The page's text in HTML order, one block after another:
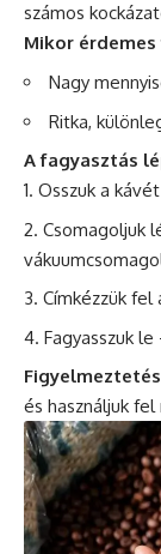
számos
Mikor
Nagy
Ritka,
A fagyasztás
Osszuk a
Csomagoljuk
Címkézzük
Fagyasszuk
és használjuk